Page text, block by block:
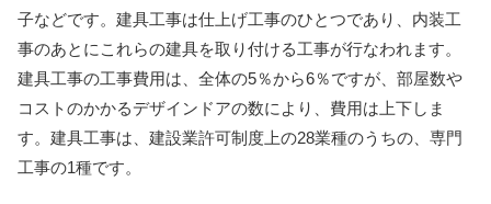
子などです。建具工事は仕上げ工事のひとつであり、内装工
事のあとにこれらの建具を取り付ける工事が行なわれます。
建具工事の工事費用は、全体の5％から6％ですが、部屋数や
コストのかかるデザインドアの数により、費用は上下しま
す。建具工事は、建設業許可制度上の28業種のうちの、専門
工事の1種です。